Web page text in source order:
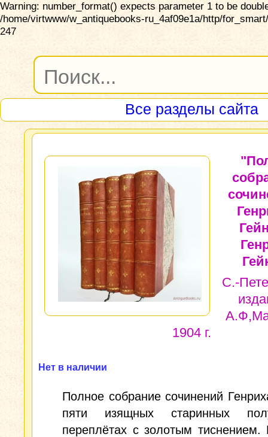
Warning: number_format() expects parameter 1 to be
/home/virtwww/w_antiquebooks-ru_4af09e1a/http/
247
Все разделы сайта
С.-
1904 г.
Нет в наличии
Полное собрание сочинений
пяти изящных старинных
переплётах с золотым